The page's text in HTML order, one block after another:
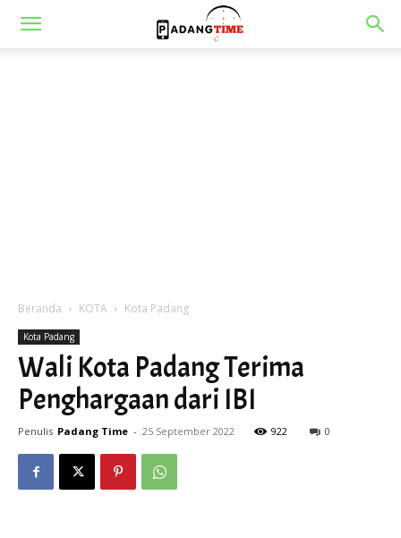
Beranda KOTA Kota Padang
Kota Padang
Wali Kota Padang Terima
Penghargaan dari IBI
Penulis Padang Time - 25 September 2022 922 0